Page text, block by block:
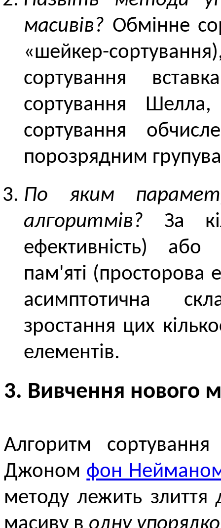
масивів? Обмінне
«шейкер-
сортування
сортування Шелла,
сортування
порозрядним
По яким
алгоритмів? За
ефективність)
пам'яті (просторова
асимптотична
зростання цих
елементів.
3. Вивчення нового
Алгоритм
Джоном фон
методу лежить злиття